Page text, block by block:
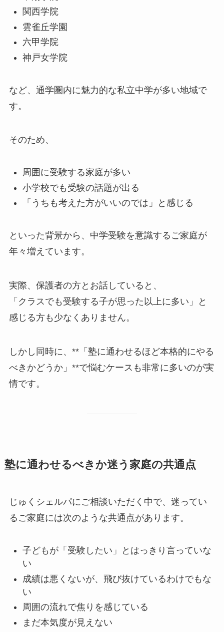
関西学院
雲雀丘学園
六甲学院
神戸女学院
など、通学圏内に魅力的な私立中学が多い地域で
す。
そのため、
周囲に受験する家庭が多い
小学校でも受験の話題が出る
「うちも考えた方がいいのでは」と感じる
といった背景から、中学受験を意識するご家庭が
年々増えています。
実際、保護者の方とお話していると、
「クラスでも受験する子が思った以上に多い」と
感じる方も少なくありません。
しかし同時に、**「塾に通わせるほど本格的にやる
べきかどうか」**で悩むケースも非常に多いのが実
情です。
塾に通わせるべきか迷う家庭の共通点
じゅくシェルパにご相談いただく中で、迷ってい
るご家庭には次のような共通点があります。
子どもが「受験したい」とはっきり言っていな
い
成績は悪くないが、飛び抜けているわけでもな
い
周囲の流れで焦りを感じている
まだ本気度が見えない